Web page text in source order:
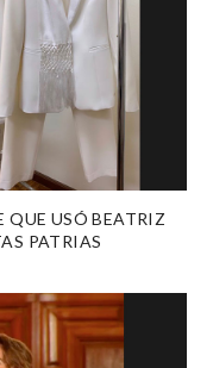
QUE USÓ BEATRIZ
PATRIAS